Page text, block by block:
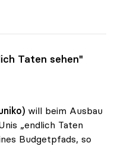
„extrem bittere
Taten sehen"
will beim Ausbau
„endlich Taten
Budgetpfads, so